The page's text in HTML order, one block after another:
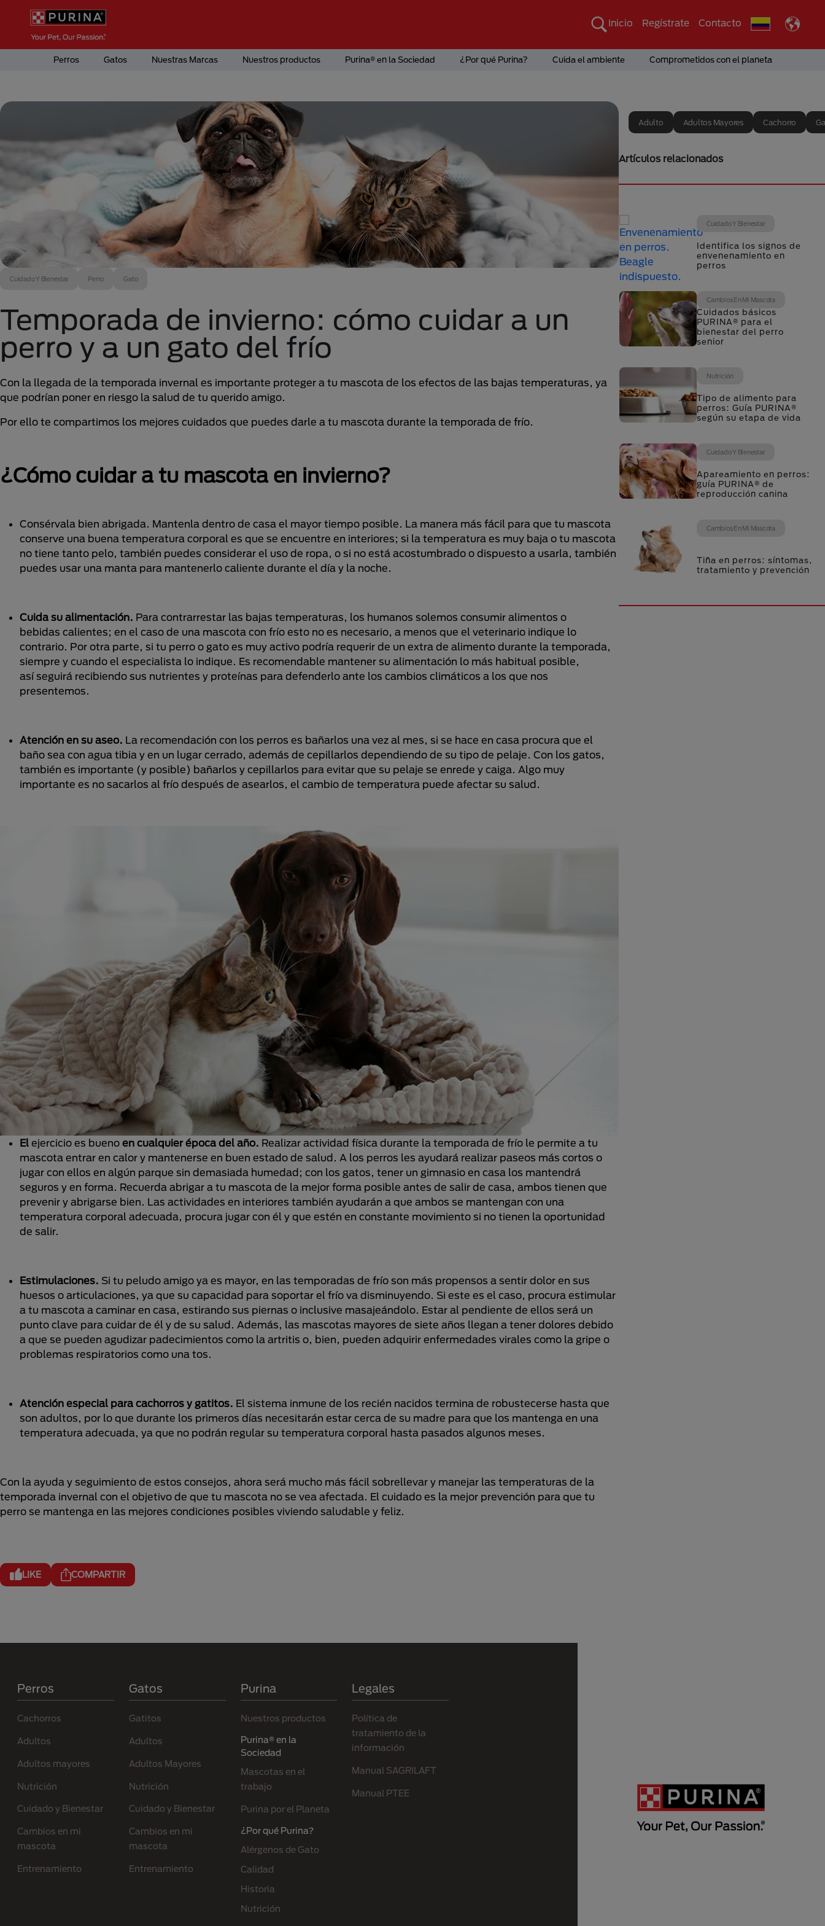
Pasar al contenido principal
Menú Secundario Purina
Inicio Regístrate Contacto
Menú Principal Purina
Perros Gatos Nuestras Marcas Nuestros productos Purina® en la Sociedad ¿Por qué Purina? Cuida el ambiente Comprometidos con el planeta
Cuidado Y Bienestar Perro Gato
Temporada de invierno: cómo cuidar a un
perro y a un gato del frío
Con la llegada de la temporada invernal es importante proteger a tu mascota de los efectos de las bajas temperaturas, ya
que podrían poner en riesgo la salud de tu querido amigo.
Por ello te compartimos los mejores cuidados que puedes darle a tu mascota durante la temporada de frío.
¿Cómo cuidar a tu mascota en invierno?
Consérvala bien abrigada. Mantenla dentro de casa el mayor tiempo posible. La manera más fácil para que tu mascota
conserve una buena temperatura corporal es que se encuentre en interiores; si la temperatura es muy baja o tu mascota
no tiene tanto pelo, también puedes considerar el uso de ropa, o si no está acostumbrado o dispuesto a usarla, también
puedes usar una manta para mantenerlo caliente durante el día y la noche.
Cuida su alimentación. Para contrarrestar las bajas temperaturas, los humanos solemos consumir alimentos o
bebidas calientes; en el caso de una mascota con frío esto no es necesario, a menos que el veterinario indique lo
contrario. Por otra parte, si tu perro o gato es muy activo podría requerir de un extra de alimento durante la temporada,
siempre y cuando el especialista lo indique. Es recomendable mantener su alimentación lo más habitual posible,
así seguirá recibiendo sus nutrientes y proteínas para defenderlo ante los cambios climáticos a los que nos
presentemos.
Atención en su aseo. La recomendación con los perros es bañarlos una vez al mes, si se hace en casa procura que el
baño sea con agua tibia y en un lugar cerrado, además de cepillarlos dependiendo de su tipo de pelaje. Con los gatos,
también es importante (y posible) bañarlos y cepillarlos para evitar que su pelaje se enrede y caiga. Algo muy
importante es no sacarlos al frío después de asearlos, el cambio de temperatura puede afectar su salud.
El ejercicio es bueno en cualquier época del año. Realizar actividad física durante la temporada de frío le permite a tu
mascota entrar en calor y mantenerse en buen estado de salud. A los perros les ayudará realizar paseos más cortos o
jugar con ellos en algún parque sin demasiada humedad; con los gatos, tener un gimnasio en casa los mantendrá
seguros y en forma. Recuerda abrigar a tu mascota de la mejor forma posible antes de salir de casa, ambos tienen que
prevenir y abrigarse bien. Las actividades en interiores también ayudarán a que ambos se mantengan con una
temperatura corporal adecuada, procura jugar con él y que estén en constante movimiento si no tienen la oportunidad
de salir.
Estimulaciones. Si tu peludo amigo ya es mayor, en las temporadas de frío son más propensos a sentir dolor en sus
huesos o articulaciones, ya que su capacidad para soportar el frío va disminuyendo. Si este es el caso, procura estimular
a tu mascota a caminar en casa, estirando sus piernas o inclusive masajeándolo. Estar al pendiente de ellos será un
punto clave para cuidar de él y de su salud. Además, las mascotas mayores de siete años llegan a tener dolores debido
a que se pueden agudizar padecimientos como la artritis o, bien, pueden adquirir enfermedades virales como la gripe o
problemas respiratorios como una tos.
Atención especial para cachorros y gatitos. El sistema inmune de los recién nacidos termina de robustecerse hasta que
son adultos, por lo que durante los primeros días necesitarán estar cerca de su madre para que los mantenga en una
temperatura adecuada, ya que no podrán regular su temperatura corporal hasta pasados algunos meses.
Con la ayuda y seguimiento de estos consejos, ahora será mucho más fácil sobrellevar y manejar las temperaturas de la
temporada invernal con el objetivo de que tu mascota no se vea afectada. El cuidado es la mejor prevención para que tu
perro se mantenga en las mejores condiciones posibles viviendo saludable y feliz.
LIKE COMPARTIR
Adulto Adultos Mayores Cachorro
Artículos relacionados
Cuidado Y Bienestar
Identifica los signos de
envenenamiento en
perros
Cambios En Mi Mascota
Cuidados básicos
PURINA® para el
bienestar del perro
senior
Nutrición
Tipo de alimento para
perros: Guía PURINA®
según su etapa de vida
Cuidado Y Bienestar
Apareamiento en perros:
guía PURINA® de
reproducción canina
Cambios En Mi Mascota
Tiña en perros: síntomas,
tratamiento y prevención
Perros
Cachorros
Adultos
Adultos mayores
Nutrición
Cuidado y Bienestar
Cambios en mi
mascota
Entrenamiento
Gatos
Gatitos
Adultos
Adultos Mayores
Nutrición
Cuidado y Bienestar
Cambios en mi
mascota
Entrenamiento
Purina
Nuestros productos
Purina® en la
Sociedad
Mascotas en el
trabajo
Purina por el Planeta
¿Por qué Purina?
Alérgenos de Gato
Calidad
Historia
Nutrición
Legales
Política de
tratamiento de la
información
Manual SAGRILAFT
Manual PTEE